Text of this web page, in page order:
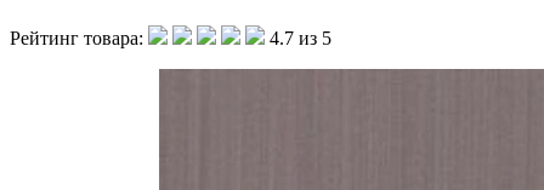
Рейтинг товара: 4.7 из 5